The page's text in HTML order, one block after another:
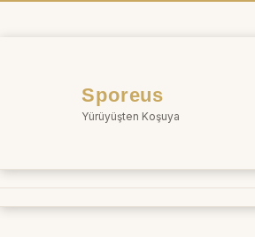
Sporeus
Yürüyüşten Koşuya